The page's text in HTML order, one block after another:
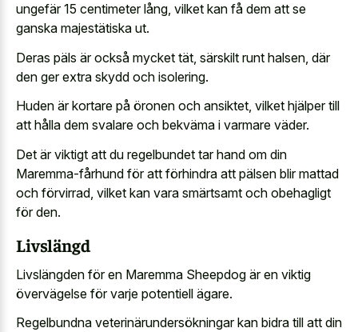
ungefär 15 centimeter lång, vilket kan få dem att se
ganska majestätiska ut.
Deras päls är också mycket tät, särskilt runt halsen, där
den ger extra skydd och isolering.
Huden är kortare på öronen och ansiktet, vilket hjälper till
att hålla dem svalare och bekväma i varmare väder.
Det är viktigt att du regelbundet tar hand om din
Maremma-fårhund för att förhindra att pälsen blir mattad
och förvirrad, vilket kan vara smärtsamt och obehagligt
för den.
Livslängd
Livslängden för en Maremma Sheepdog är en viktig
övervägelse för varje potentiell ägare.
Regelbundna veterinärundersökningar kan bidra till att din